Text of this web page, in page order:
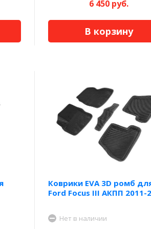
6 450 руб.
В корзину
Коврики EVA 3D ромб
Ford Focus III АКПП 2011-
Нет в наличии